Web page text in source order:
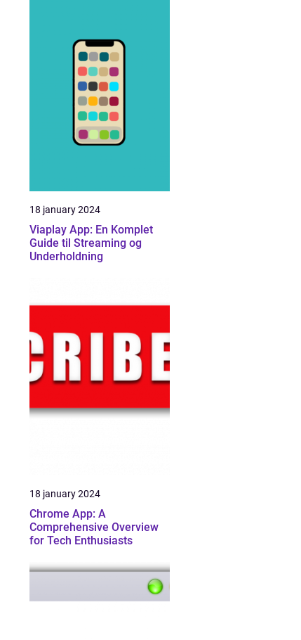
18 january 2024
Viaplay App: En Komplet
Guide til Streaming og
Underholdning
18 january 2024
Chrome App: A
Comprehensive Overview
for Tech Enthusiasts